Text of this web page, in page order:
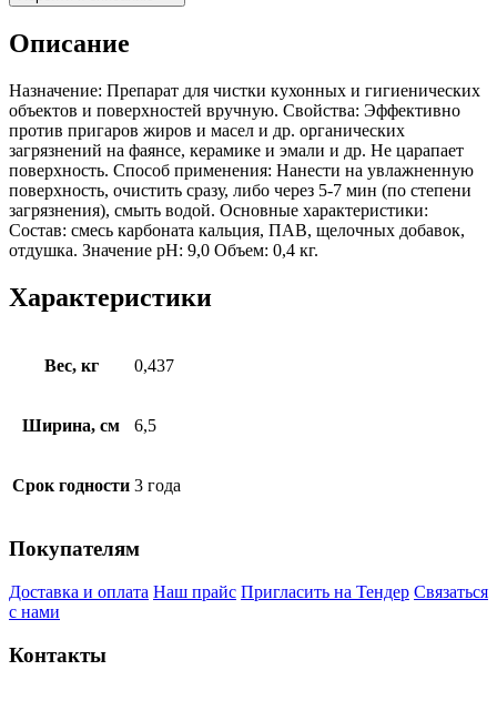
Описание
Назначение: Препарат для чистки кухонных и гигиенических
объектов и поверхностей вручную. Свойства: Эффективно
против пригаров жиров и масел и др. органических
загрязнений на фаянсе, керамике и эмали и др. Не царапает
поверхность. Способ применения: Нанести на увлажненную
поверхность, очистить сразу, либо через 5-7 мин (по степени
загрязнения), смыть водой. Основные характеристики:
Состав: смесь карбоната кальция, ПАВ, щелочных добавок,
отдушка. Значение pH: 9,0 Объем: 0,4 кг.
Характеристики
Вес, кг 0,437
Ширина, см 6,5
Срок годности 3 года
Покупателям
Доставка и оплата Наш прайс Пригласить на Тендер Связаться
с нами
Контакты